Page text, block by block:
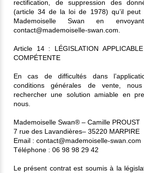
rectification, de suppression des
(article 34 de la loi de 1978) qu’il peut
Mademoiselle Swan en
contact@mademoiselle-swan.com.
Article 14 : LÉGISLATION
COMPÉTENTE
En cas de difficultés dans
conditions générales de vente,
rechercher une solution amiable en
nous.
Mademoiselle Swan® – Camille PROUST
7 rue des Lavandières– 35220 MARPIRE
Email : contact@mademoiselle-swan.com
Téléphone : 06 98 98 29 42
Le présent contrat est soumis à la